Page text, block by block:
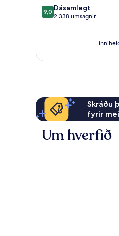
9.0
af
9,0 Dásamlegt
2.338 umsagnir
Skráðu
fyrir
Um hverfið